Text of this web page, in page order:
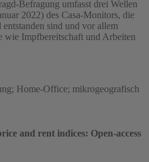
Befragung umfasst drei Wellen
2022) des Casa-Monitors, die
sind und vor allem
wie Impfbereitschaft und Arbeiten
Home-Office; mikrogeografisch
and rent indices: Open-access